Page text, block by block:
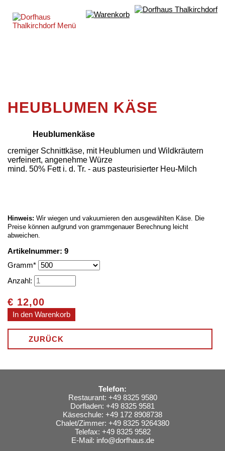
HEUBLUMEN KÄSE
Heublumenkäse
cremiger Schnittkäse, mit Heublumen und Wildkräutern
verfeinert, angenehme Würze
mind. 50% Fett i. d. Tr. - aus pasteurisierter Heu-Milch
Hinweis: Wir wiegen und vakuumieren den ausgewählten Käse. Die
Preise können aufgrund von grammgenauer Berechnung leicht
abweichen.
Artikelnummer: 9
Pflichtfeld
Gramm*
Anzahl:
€ 12,00
ZURÜCK
Telefon:
Restaurant: +49 8325 9580
Dorfladen: +49 8325 9581
Käseschule: +49 172 8908738
Chalet/Zimmer: +49 8325 9264380
Telefax: +49 8325 9582
E-Mail: info@dorfhaus.de